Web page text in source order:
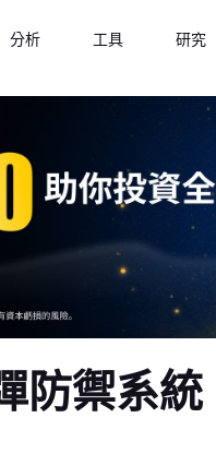
分析 工具 研究
防禦系統